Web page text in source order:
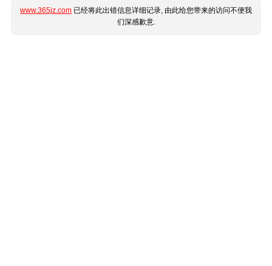
www.365jz.com 已经将此出错信息详细记录, 由此给您带来的访问不便我
们深感歉意.